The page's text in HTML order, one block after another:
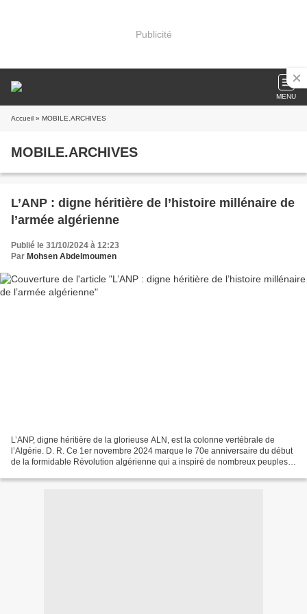
Publicité
MENU
Accueil » MOBILE.ARCHIVES
MOBILE.ARCHIVES
L’ANP : digne héritière de l’histoire millénaire de
l’armée algérienne
Publié le 31/10/2024 à 12:23
Par Mohsen Abdelmoumen
L’ANP, digne héritière de la glorieuse ALN, est la colonne vertébrale de
l’Algérie. D. R. Ce 1er novembre 2024 marque le 70e anniversaire du début
de la formidable Révolution algérienne qui a inspiré de nombreux peuples à